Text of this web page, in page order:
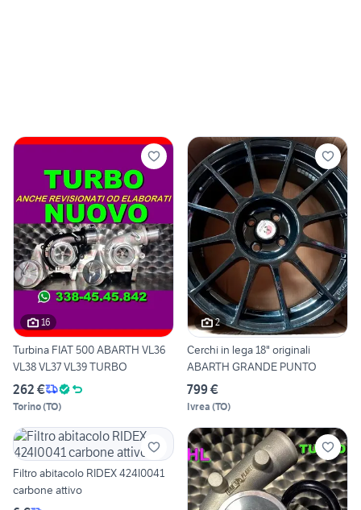
16
Turbina FIAT 500 ABARTH VL36
VL38 VL37 VL39 TURBO
262 €
Torino(TO)
2
Cerchi in lega 18" originali
ABARTH GRANDE PUNTO
799 €
Ivrea (TO)
Filtro abitacolo RIDEX 424I0041
carbone attivo